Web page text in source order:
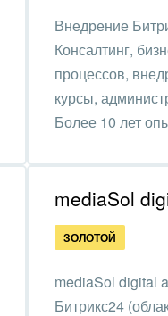
Внедрение
Консалтинг,
процессов,
курсы,
Более 10 лет
mediaSol
ЗОЛОТОЙ
mediaSol digital
Битрикс24